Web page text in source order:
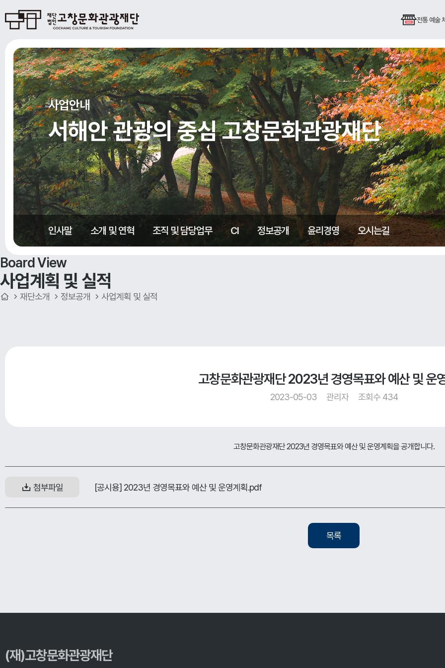
전통 예술
사업안내
서해안 관광의 중심 고창문화관광재단
인사말 소개 및 연혁 조직 및 담당업무 CI 정보공개 윤리경영 오시는길
Board View
사업계획 및 실적
재단소개 정보공개 사업계획 및 실적
고창문화관광재단 2023년 경영목표와 예산 및 운
2023-05-03 관리자 조회수 434
고창문화관광재단 2023년 경영목표와 예산 및 운영계획을 공개합니다.
첨부파일 [공시용] 2023년 경영목표와 예산 및 운영계획.pdf
목록
(재)고창문화관광재단